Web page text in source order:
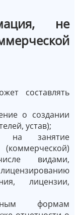
не
составлять
о создании
устав);
на занятие
видами,
лицензии,
формам